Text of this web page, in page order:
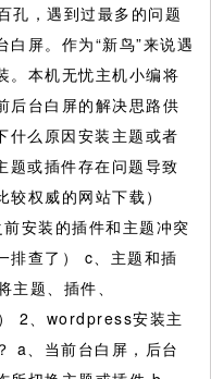
孔，遇到过最多的问题
屏。作为“新鸟”来说遇
。本机无忧主机小编将
后台白屏的解决思路供
什么原因安装主题或者
题或插件存在问题导致
权威的网站下载）
安装的插件和主题冲突
排查了） c、主题和插
题、插件、
2、wordpress安装主
a、当前台白屏，后台